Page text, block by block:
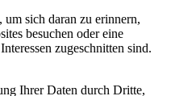
sich daran zu erinnern,
besuchen oder eine
zugeschnitten sind.
Ihrer Daten durch Dritte,